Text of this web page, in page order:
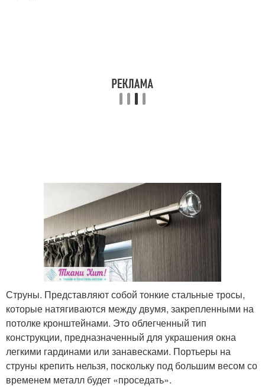
Струны. Представляют собой тонкие стальные тросы,
которые натягиваются между двумя, закрепленными на
потолке кронштейнами. Это облегченный тип
конструкции, предназначенный для украшения окна
легкими гардинами или занавесками. Портьеры на
струны крепить нельзя, поскольку под большим весом со
временем металл будет «проседать».